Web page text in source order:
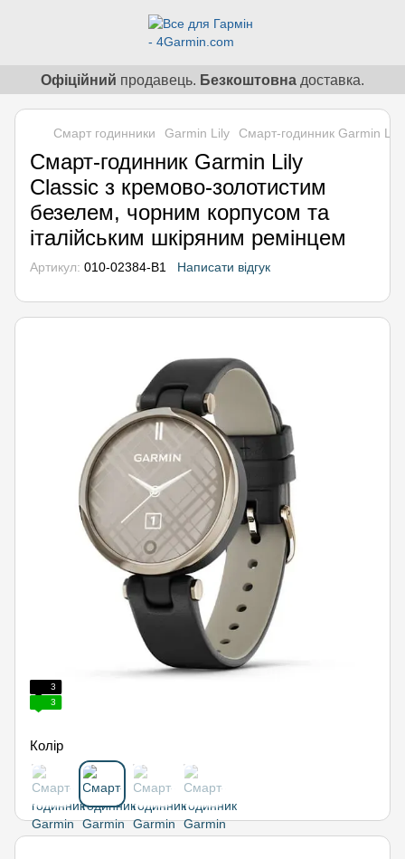
Офіційний продавець. Безкоштовна доставка.
Смарт годинники Garmin Lily Смарт-годинник Garmin
Смарт-годинник Garmin Lily
Classic з кремово-золотистим
безелем, чорним корпусом та
італійським шкіряним ремінцем
Артикул: 010-02384-B1 Написати відгук
3
3
Колір